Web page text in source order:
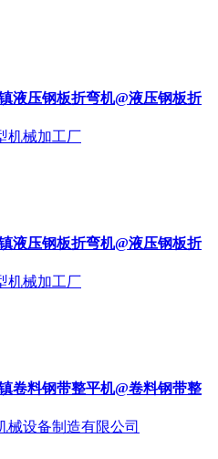
液压钢板折弯机@液压钢板折
机械加工厂
液压钢板折弯机@液压钢板折
机械加工厂
卷料钢带整平机@卷料钢带整
械设备制造有限公司